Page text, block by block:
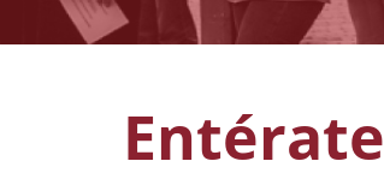
Entérate